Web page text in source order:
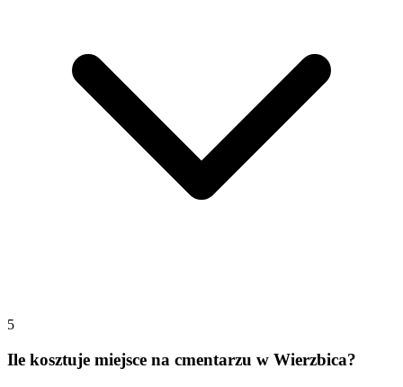
5
Ile kosztuje miejsce na cmentarzu w Wierzbica?